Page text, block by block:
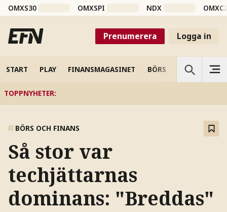
OMXS30 OMXSPI NDX
Prenumerera Logga in
START PLAY FINANSMAGASINET BÖRS VETENSKAP
TOPPNYHETER:
BÖRS OCH FINANS
Så stor var
techjättarnas
dominans: "Breddas"